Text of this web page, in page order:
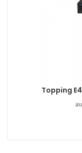
Topping